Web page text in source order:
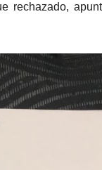
rechazado,